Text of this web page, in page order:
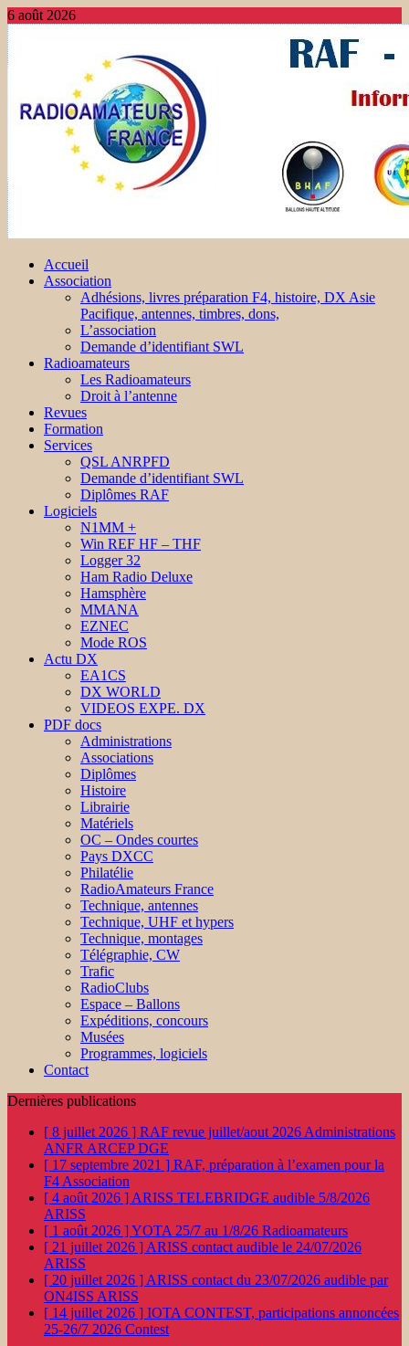
6 août 2026
Accueil
Association
Adhésions, livres préparation F4, histoire, DX Asie
Pacifique, antennes, timbres, dons,
L’association
Demande d’identifiant SWL
Radioamateurs
Les Radioamateurs
Droit à l’antenne
Revues
Formation
Services
QSL ANRPFD
Demande d’identifiant SWL
Diplômes RAF
Logiciels
N1MM +
Win REF HF – THF
Logger 32
Ham Radio Deluxe
Hamsphère
MMANA
EZNEC
Mode ROS
Actu DX
EA1CS
DX WORLD
VIDEOS EXPE. DX
PDF docs
Administrations
Associations
Diplômes
Histoire
Librairie
Matériels
OC – Ondes courtes
Pays DXCC
Philatélie
RadioAmateurs France
Technique, antennes
Technique, UHF et hypers
Technique, montages
Télégraphie, CW
Trafic
RadioClubs
Espace – Ballons
Expéditions, concours
Musées
Programmes, logiciels
Contact
Dernières publications
[ 8 juillet 2026 ] RAF revue juillet/aout 2026 Administrations
ANFR ARCEP DGE
[ 17 septembre 2021 ] RAF, préparation à l’examen pour la
F4 Association
[ 4 août 2026 ] ARISS TELEBRIDGE audible 5/8/2026
ARISS
[ 1 août 2026 ]YOTA 25/7 au 1/8/26 Radioamateurs
[ 21 juillet 2026 ] ARISS contact audible le 24/07/2026
ARISS
[ 20 juillet 2026 ] ARISS contact du 23/07/2026 audible par
ON4ISS ARISS
[ 14 juillet 2026 ] IOTA CONTEST, participations annoncées
25-26/7 2026 Contest